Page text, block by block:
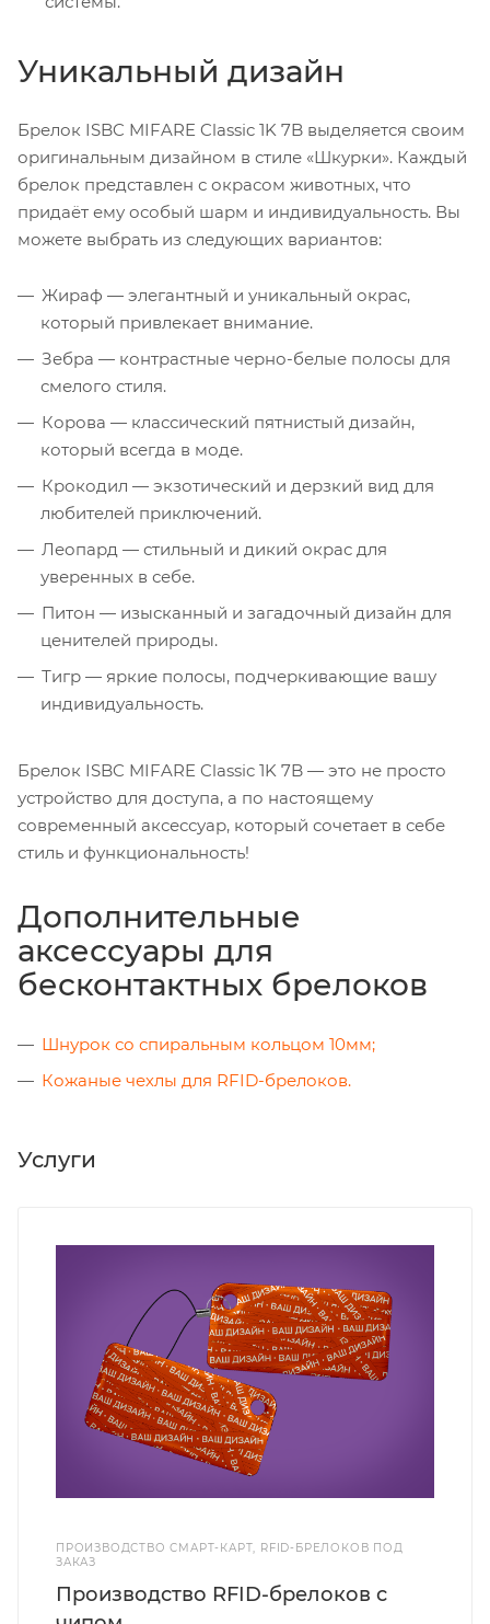
Уникальный дизайн
Брелок ISBC MIFARE Classic 1K 7B выделяется своим
оригинальным дизайном в стиле «Шкурки». Каждый
брелок представлен с окрасом животных, что
придаёт ему особый шарм и индивидуальность. Вы
можете выбрать из следующих вариантов:
Жираф — элегантный и уникальный окрас,
который привлекает внимание.
Зебра — контрастные черно-белые полосы для
смелого стиля.
Корова — классический пятнистый дизайн,
который всегда в моде.
Крокодил — экзотический и дерзкий вид для
любителей приключений.
Леопард — стильный и дикий окрас для
уверенных в себе.
Питон — изысканный и загадочный дизайн для
ценителей природы.
Тигр — яркие полосы, подчеркивающие вашу
индивидуальность.
Брелок ISBC MIFARE Classic 1K 7B — это не просто
устройство для доступа, а по настоящему
современный аксессуар, который сочетает в себе
стиль и функциональность!
Дополнительные
аксессуары для
бесконтактных брелоков
Шнурок со спиральным кольцом 10мм;
Кожаные чехлы для RFID-брелоков.
Услуги
ПРОИЗВОДСТВО СМАРТ-КАРТ, RFID-БРЕЛОКОВ ПОД
ЗАКАЗ
Производство RFID-брелоков с